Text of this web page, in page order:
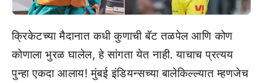
क्रिकेटच्या मैदानात कधी कुणाची बॅट तळपेल आणि कोण
कोणाला भुरळ घालेल, हे सांगता येत नाही. याचाच प्रत्यय
पुन्हा एकदा आलाय! मुंबई इंडियन्सच्या बालेकिल्ल्यात म्हणजेच